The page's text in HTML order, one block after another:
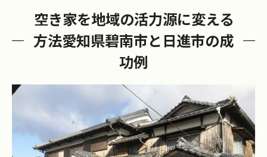
コミュニティづくりと空き家の関係性
地域再生の鍵空き家を活用した愛知県碧南市と
空き家を活用した新しい観光資源の創出
地域文化を守るための空き家リノベーショ
成功事例から学ぶ住民との協力体制
空き家を地域の活力源に変える
方法愛知県碧南市と日進市の成
功例